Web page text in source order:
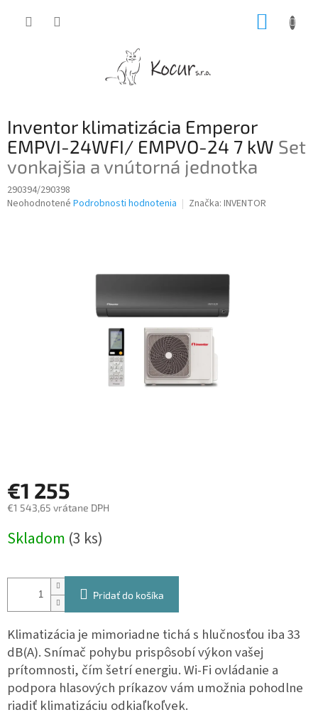
Inventor klimatizácia Emperor
EMPVI-24WFI/ EMPVO-24 7 kW Set
vonkajšia a vnútorná jednotka
290394/290398
Priemerné
Neohodnotené Podrobnosti hodnotenia Značka: INVENTOR
€1 255
€1 543,65 vrátane DPH
cena:
Skladom (3 ks)
Pridať do košíka
Klimatizácia je mimoriadne tichá s hlučnosťou iba 33
dB(A). Snímač pohybu prispôsobí výkon vašej
prítomnosti, čím šetrí energiu. Wi-Fi ovládanie a
podpora hlasových príkazov vám umožnia pohodlne
riadiť klimatizáciu odkiaľkoľvek.